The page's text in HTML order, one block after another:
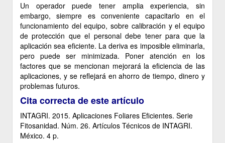
Un operador puede tener amplia experiencia, sin
embargo, siempre es conveniente capacitarlo en el
funcionamiento del equipo, sobre calibración y el equipo
de protección que el personal debe tener para que la
aplicación sea eficiente. La deriva es imposible eliminarla,
pero puede ser minimizada. Poner atención en los
factores que se mencionan mejorará la eficiencia de las
aplicaciones, y se reflejará en ahorro de tiempo, dinero y
problemas futuros.
Cita correcta de este artículo
INTAGRI. 2015. Aplicaciones Foliares Eficientes. Serie
Fitosanidad. Núm. 26. Artículos Técnicos de INTAGRI.
México. 4 p.